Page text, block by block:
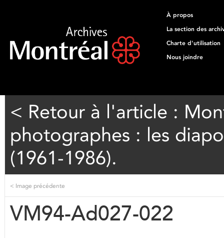
À propos
La section des
Charte d'utilisation
Nous joindre
< Retour à l'article :
photographes : les
(1961-1986).
< Image précédente
VM94-Ad027-022